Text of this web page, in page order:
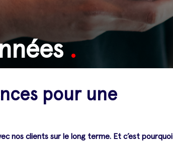
.
pour une
nos clients sur le long terme. Et c’est pourquoi